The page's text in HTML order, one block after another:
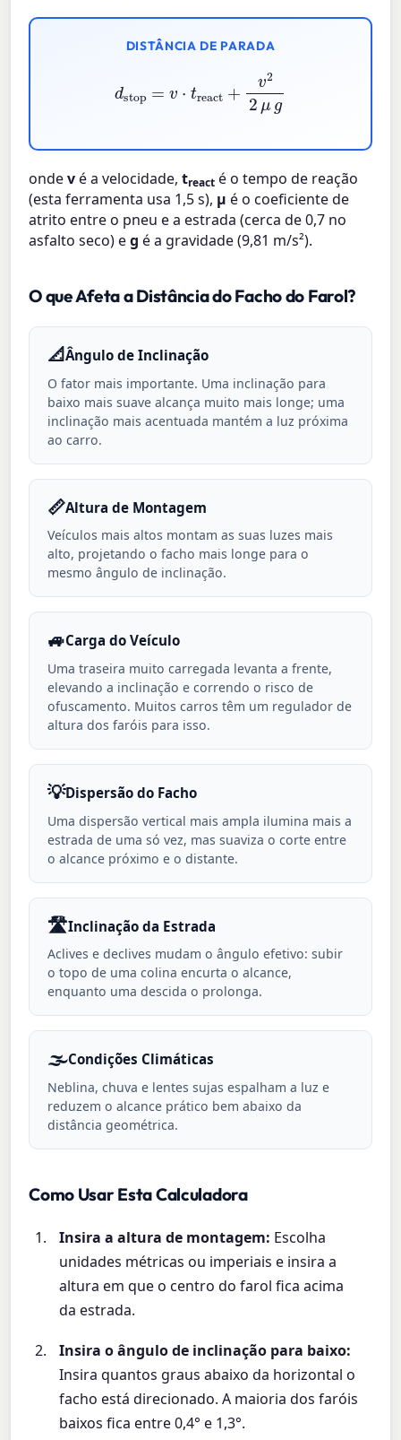
DISTÂNCIA DE PARADA
2μ
ondevé a velocidade,treact é o tempo de reação
(esta ferramenta usa 1,5 s), μ é o coeficiente de
atrito entre o pneu e a estrada (cerca de 0,7 no
asfalto seco) eg é a gravidade (9,81 m/s²).
O que Afeta a Distância do Facho do Farol?
📐Ângulo de Inclinação
O fator mais importante. Uma inclinação para
baixo mais suave alcança muito mais longe; uma
inclinação mais acentuada mantém a luz próxima
ao carro.
📏Altura de Montagem
Veículos mais altos montam as suas luzes mais
alto, projetando o facho mais longe para o
mesmo ângulo de inclinação.
🚙Carga do Veículo
Uma traseira muito carregada levanta a frente,
elevando a inclinação e correndo o risco de
ofuscamento. Muitos carros têm um regulador de
altura dos faróis para isso.
💡Dispersão do Facho
Uma dispersão vertical mais ampla ilumina mais a
estrada de uma só vez, mas suaviza o corte entre
o alcance próximo e o distante.
🛣️Inclinação da Estrada
Aclives e declives mudam o ângulo efetivo: subir
o topo de uma colina encurta o alcance,
enquanto uma descida o prolonga.
🌫️Condições Climáticas
Neblina, chuva e lentes sujas espalham a luz e
reduzem o alcance prático bem abaixo da
distância geométrica.
Como Usar Esta Calculadora
Insira a altura de montagem: Escolha
unidades métricas ou imperiais e insira a
altura em que o centro do farol fica acima
da estrada.
Insira o ângulo de inclinação para baixo:
Insira quantos graus abaixo da horizontal o
facho está direcionado. A maioria dos faróis
baixos fica entre 0,4° e 1,3°.